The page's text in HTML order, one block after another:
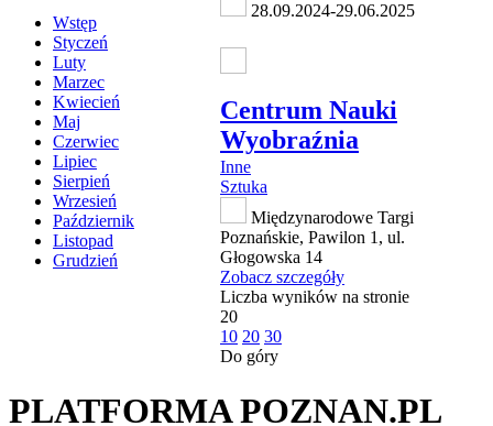
Wstęp
Styczeń
Luty
Marzec
Kwiecień
Maj
Czerwiec
Lipiec
Sierpień
Wrzesień
Październik
Listopad
Grudzień
28.09.2024-29.06.2025
Centrum Nauki
Wyobraźnia
Inne
Sztuka
Międzynarodowe Targi
Poznańskie, Pawilon 1, ul.
Głogowska 14
Zobacz szczegóły
Liczba wyników na stronie
20
10 20 30
Do góry
PLATFORMA POZNAN.PL